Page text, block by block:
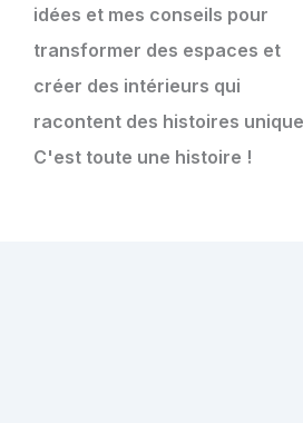
idées et mes conseils pour
transformer des espaces et
créer des intérieurs qui
racontent des histoires
C'est toute une histoire !